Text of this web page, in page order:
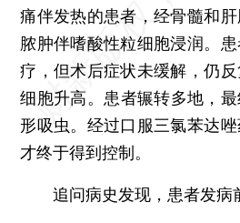
痛伴发热的患者，经骨髓和
脓肿伴嗜酸性粒细胞浸润。
疗，但术后症状未缓解，仍
细胞升高。患者辗转多地，
形吸虫。经过口服三氯苯达
才终于得到控制。
追问病史发现，患者发病